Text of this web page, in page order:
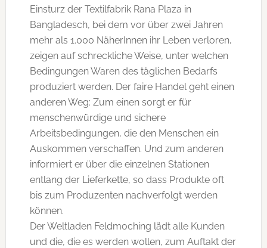
Einsturz der Textilfabrik Rana Plaza in
Bangladesch, bei dem vor über zwei Jahren
mehr als 1.000 NäherInnen ihr Leben verloren,
zeigen auf schreckliche Weise, unter welchen
Bedingungen Waren des täglichen Bedarfs
produziert werden. Der faire Handel geht einen
anderen Weg: Zum einen sorgt er für
menschenwürdige und sichere
Arbeitsbedingungen, die den Menschen ein
Auskommen verschaffen. Und zum anderen
informiert er über die einzelnen Stationen
entlang der Lieferkette, so dass Produkte oft
bis zum Produzenten nachverfolgt werden
können.
Der Weltladen Feldmoching lädt alle Kunden
und die, die es werden wollen, zum Auftakt der